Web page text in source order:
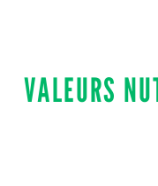
VALEURS